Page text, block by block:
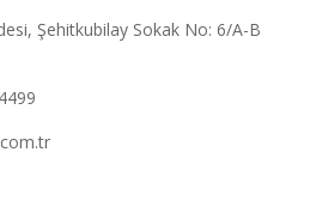
Şehitkubilay Sokak No: 6/A-B